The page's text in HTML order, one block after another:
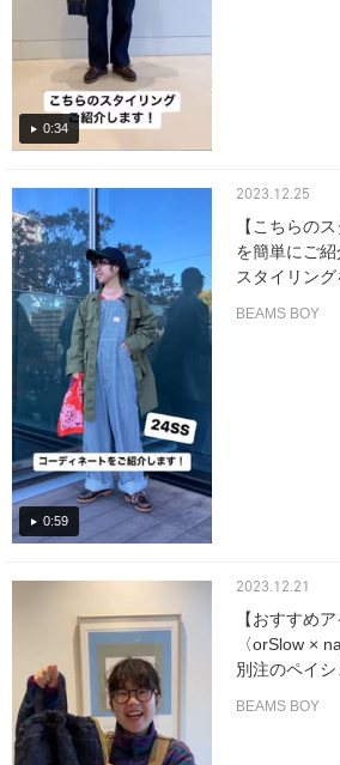
0:34
0:59
2023.12.25
【こちらの
を簡単にご
スタイリン
BEAMS BOY
2023.12.21
【おすすめ
〈orSlow ×
別注のペイ
BEAMS BOY